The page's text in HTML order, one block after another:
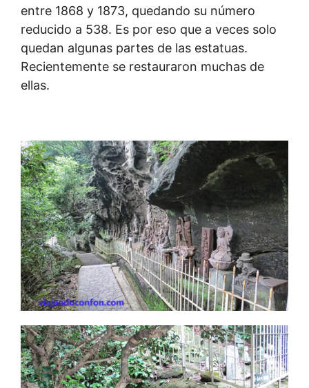
entre 1868 y 1873, quedando su número
reducido a 538. Es por eso que a veces solo
quedan algunas partes de las estatuas.
Recientemente se restauraron muchas de
ellas.